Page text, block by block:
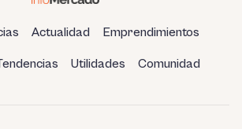
Actualidad Emprendimientos
Utilidades Comunidad